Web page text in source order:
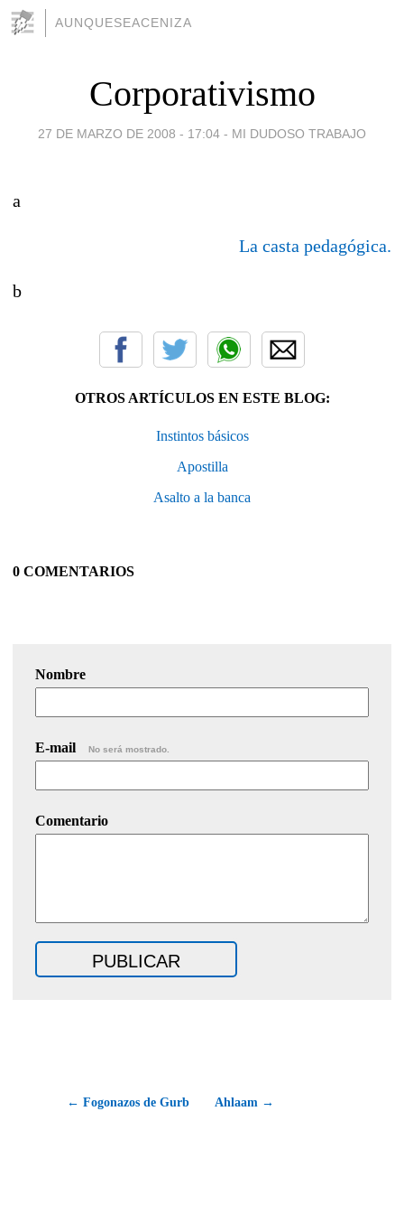
AUNQUESEACENIZA
Corporativismo
27 DE MARZO DE 2008 - 17:04 - MI DUDOSO TRABAJO
a
La casta pedagógica.
b
OTROS ARTÍCULOS EN ESTE BLOG:
Instintos básicos
Apostilla
Asalto a la banca
0 COMENTARIOS
Nombre
E-mail No será mostrado.
Comentario
← Fogonazos de Gurb Ahlaam →